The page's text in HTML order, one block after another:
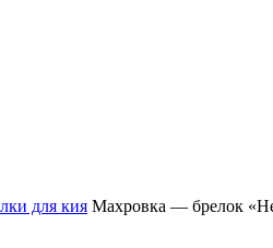
для кия Махровка — брелок